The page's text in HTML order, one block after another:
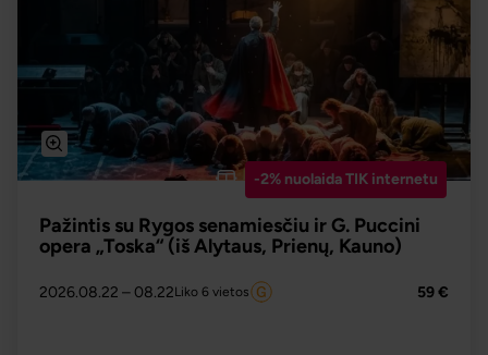
-2% nuolaida TIK internetu
Pažintis su Rygos senamiesčiu ir G. Puccini
opera „Toska“ (iš Alytaus, Prienų, Kauno)
2026.08.22 – 08.22Liko 6 vietos 59 €